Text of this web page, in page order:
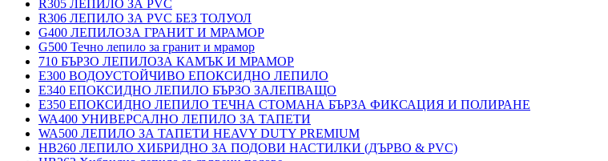
R305 ЛЕПИЛО ЗА PVC
R306 ЛЕПИЛО ЗА PVC БЕЗ ТОЛУОЛ
G400 ЛЕПИЛОЗА ГРАНИТ И МРАМОP
G500 Течно лепило за гранит и мрамор
710 БЪРЗО ЛЕПИЛОЗА КАМЪК И МРАМОP
E300 ВОДОУСТОЙЧИВО ЕПОКСИДНО ЛЕПИЛО
E340 ЕПОКСИДНО ЛЕПИЛО БЪРЗО ЗАЛЕПВАЩО
E350 ЕПОКСИДНО ЛЕПИЛО ТЕЧНА СТОМАНА БЪРЗА ФИКСАЦИЯ И ПОЛИРАНЕ
WA400 УНИВЕРСАЛНО ЛЕПИЛО ЗА ТАПЕТИ
WA500 ЛЕПИЛО ЗА ТАПЕТИ HEAVY DUTY PREMIUM
HB260 ЛЕПИЛО ХИБРИДНО ЗА ПОДОВИ НАСТИЛКИ (ДЪРВО & PVC)